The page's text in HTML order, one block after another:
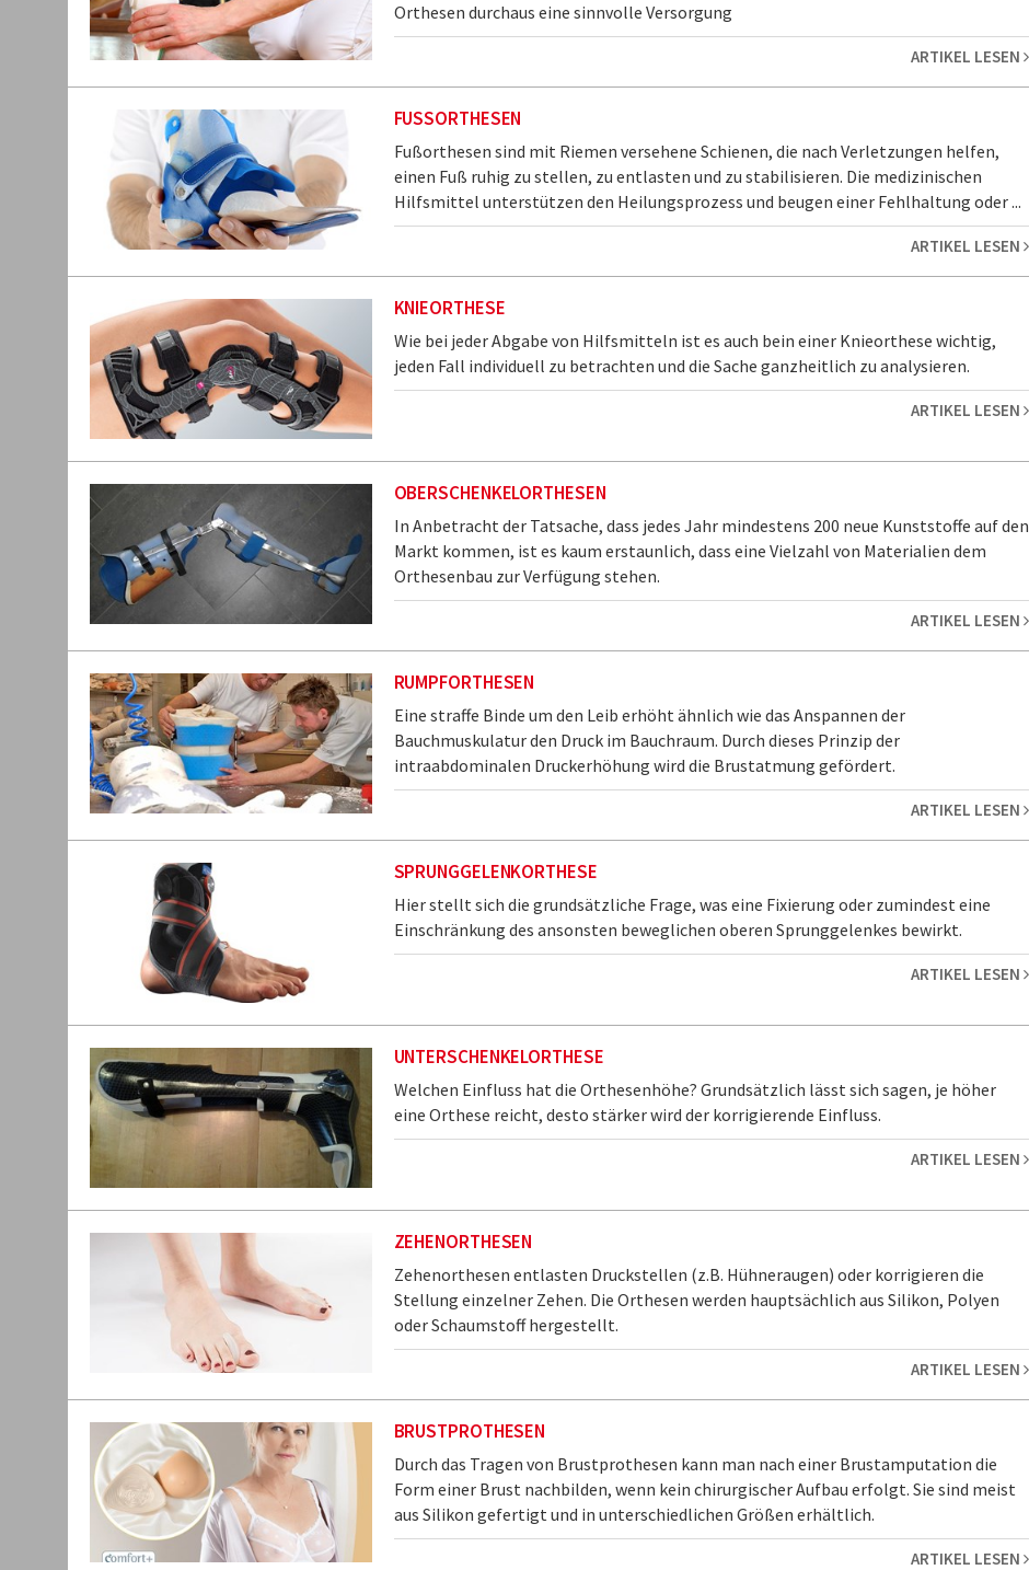
Orthesen durchaus eine sinnvolle Versorgung
ARTIKEL LESEN
FUSSORTHESEN
Fußorthesen sind mit Riemen versehene Schienen, die nach Verletzungen helfen,
einen Fuß ruhig zu stellen, zu entlasten und zu stabilisieren. Die medizinischen
Hilfsmittel unterstützen den Heilungsprozess und beugen einer Fehlhaltung oder ...
ARTIKEL LESEN
KNIEORTHESE
Wie bei jeder Abgabe von Hilfsmitteln ist es auch bein einer Knieorthese wichtig,
jeden Fall individuell zu betrachten und die Sache ganzheitlich zu analysieren.
ARTIKEL LESEN
OBERSCHENKELORTHESEN
In Anbetracht der Tatsache, dass jedes Jahr mindestens 200 neue Kunststoffe auf den
Markt kommen, ist es kaum erstaunlich, dass eine Vielzahl von Materialien dem
Orthesenbau zur Verfügung stehen.
ARTIKEL LESEN
RUMPFORTHESEN
Eine straffe Binde um den Leib erhöht ähnlich wie das Anspannen der
Bauchmuskulatur den Druck im Bauchraum. Durch dieses Prinzip der
intraabdominalen Druckerhöhung wird die Brustatmung gefördert.
ARTIKEL LESEN
SPRUNGGELENKORTHESE
Hier stellt sich die grundsätzliche Frage, was eine Fixierung oder zumindest eine
Einschränkung des ansonsten beweglichen oberen Sprunggelenkes bewirkt.
ARTIKEL LESEN
UNTERSCHENKELORTHESE
Welchen Einfluss hat die Orthesenhöhe? Grundsätzlich lässt sich sagen, je höher
eine Orthese reicht, desto stärker wird der korrigierende Einfluss.
ARTIKEL LESEN
ZEHENORTHESEN
Zehenorthesen entlasten Druckstellen (z.B. Hühneraugen) oder korrigieren die
Stellung einzelner Zehen. Die Orthesen werden hauptsächlich aus Silikon, Polyen
oder Schaumstoff hergestellt.
ARTIKEL LESEN
BRUSTPROTHESEN
Durch das Tragen von Brustprothesen kann man nach einer Brustamputation die
Form einer Brust nachbilden, wenn kein chirurgischer Aufbau erfolgt. Sie sind meist
aus Silikon gefertigt und in unterschiedlichen Größen erhältlich.
ARTIKEL LESEN